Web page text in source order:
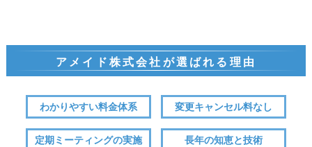
アメイド株式会社が選ばれる理由
わかりやすい料金体系 変更キャンセル料なし
定期 ミーティングの実施 長年の知恵と技術